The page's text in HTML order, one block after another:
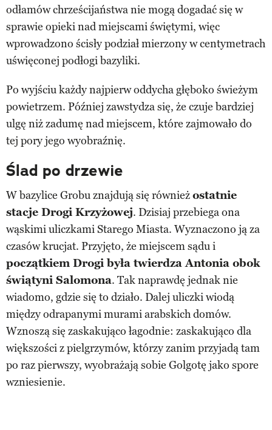
odłamów chrześcijaństwa nie mogą dogadać się w
sprawie opieki nad miejscami świętymi, więc
wprowadzono ścisły podział mierzony w centymetrach
uświęconej podłogi bazyliki.
Po wyjściu każdy najpierw oddycha głęboko świeżym
powietrzem. Później zawstydza się, że czuje bardziej
ulgę niż zadumę nad miejscem, które zajmowało do
tej pory jego wyobraźnię.
Ślad po drzewie
W bazylice Grobu znajdują się równieżostatnie
stacje Drogi Krzyżowej. Dzisiaj przebiega ona
wąskimi uliczkami Starego Miasta. Wyznaczono ją za
czasów krucjat. Przyjęto, że miejscem sądu i
początkiem Drogi była twierdza Antonia obok
świątyni Salomona. Tak naprawdę jednak nie
wiadomo, gdzie się to działo. Dalej uliczki wiodą
między odrapanymi murami arabskich domów.
Wznoszą się zaskakująco łagodnie: zaskakująco dla
większości z pielgrzymów, którzy zanim przyjadą tam
po raz pierwszy, wyobrażają sobie Golgotę jako spore
wzniesienie.